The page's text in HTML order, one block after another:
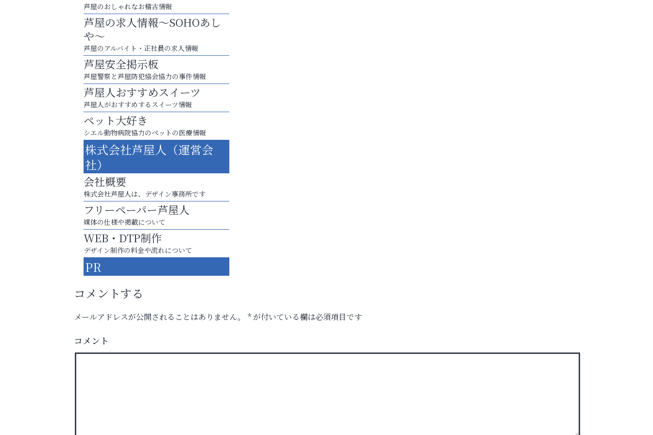
芦屋・西宮・神戸の新店舗PRやリニューアル告
知などお気軽にご相談ください。
芦屋インターナショナルスク
ール
「この学校に出会えて、本当によかった。」
芦屋のおしゃれなお稽古情報
芦屋の求人情報～SOHOあし
や～
芦屋のアルバイト・正社員の求人情報
芦屋安全掲示板
芦屋警察と芦屋防犯協会協力の事件情報
芦屋人おすすめスイーツ
芦屋人がおすすめするスイーツ情報
ペット大好き
シエル動物病院協力のペットの医療情報
株式会社芦屋人（運営会
社）
会社概要
株式会社芦屋人は、デザイン事務所です
フリーペーパー芦屋人
媒体の仕様や掲載について
WEB・DTP制作
デザイン制作の料金や流れについて
PR
コメントする
メールアドレスが公開されることはありません。 *が付いている欄は必須項目です
コメント